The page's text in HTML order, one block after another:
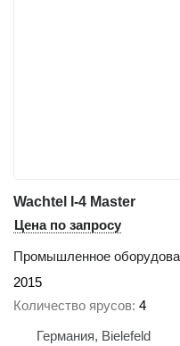
Wachtel I-4 Master
Цена по запросу
Промышленное
2015
Количество ярусов 4
Германия, Bielefeld